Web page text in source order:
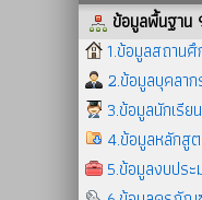
ข้อมูลพื้นฐาน
1.ข้อมูลสถานศึ
2.ข้อมูลบุคลาก
3.ข้อมูลนักเรี
4.ข้อมูลหลักสู
5.ข้อมูลงบปร